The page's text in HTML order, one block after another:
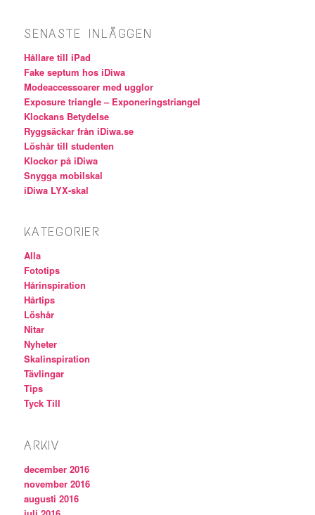
SENASTE INLÄGGEN
Hållare till iPad
Fake septum hos iDiwa
Modeaccessoarer med ugglor
Exposure triangle – Exponeringstriangel
Klockans Betydelse
Ryggsäckar från iDiwa.se
Löshår till studenten
Klockor på iDiwa
Snygga mobilskal
iDiwa LYX-skal
KATEGORIER
Alla
Fototips
Hårinspiration
Hårtips
Löshår
Nitar
Nyheter
Skalinspiration
Tävlingar
Tips
Tyck Till
ARKIV
december 2016
november 2016
augusti 2016